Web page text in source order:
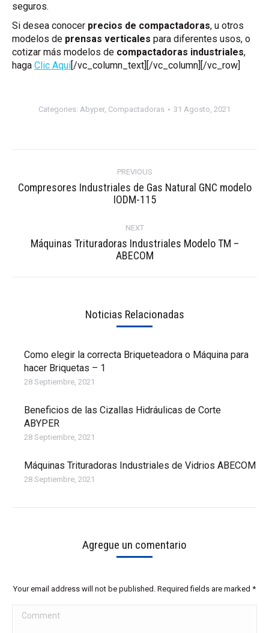
seguros.
Si desea conocer precios de compactadoras, u otros
modelos de prensas verticales para diferentes usos, o
cotizar más modelos de compactadoras industriales,
haga Clic Aquí[/vc_column_text][/vc_column][/vc_row]
Categories: Abyper, Compactadoras 31 Agosto, 2021
PREVIOUS
Previous
post:
Compresores Industriales de Gas Natural GNC modelo
IODM-115
NEXT
Next
post:
Máquinas Trituradoras Industriales Modelo TM –
ABECOM
Noticias Relacionadas
Como elegir la correcta Briqueteadora o Máquina para
hacer Briquetas – 1
28 Septiembre, 2021
Beneficios de las Cizallas Hidráulicas de Corte
ABYPER
28 Septiembre, 2021
Máquinas Trituradoras Industriales de Vidrios ABECOM
28 Septiembre, 2021
Agregue un comentario
Your email address will not be published. Required fields are marked *
Comment